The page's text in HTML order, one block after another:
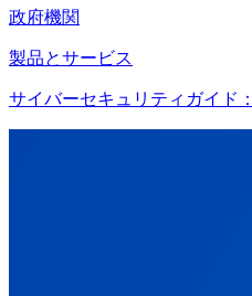
政府機関
製品とサービス
サイバーセキュリティガイド